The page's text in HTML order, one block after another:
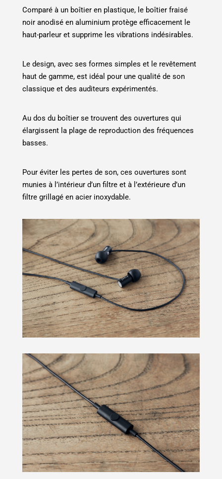
Comparé à un boîtier en plastique, le boîtier fraisé
noir anodisé en aluminium protège efficacement le
haut-parleur et supprime les vibrations indésirables.
Le design, avec ses formes simples et le revêtement
haut de gamme, est idéal pour une qualité de son
classique et des auditeurs expérimentés.
Au dos du boîtier se trouvent des ouvertures qui
élargissent la plage de reproduction des fréquences
basses.
Pour éviter les pertes de son, ces ouvertures sont
munies à l’intérieur d’un filtre et à l’extérieure d’un
filtre grillagé en acier inoxydable.